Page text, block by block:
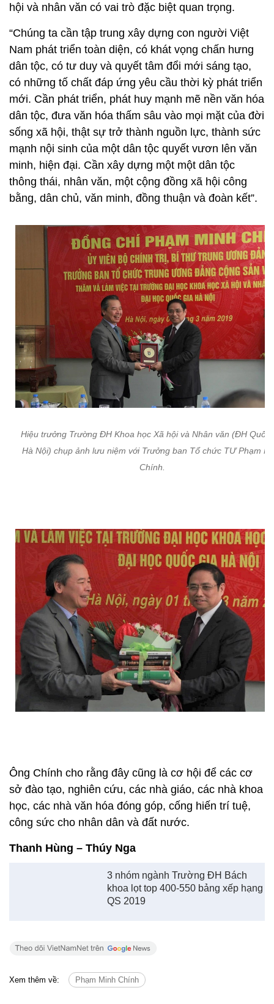
hội và nhân văn có vai trò đặc biệt quan trọng.
“Chúng ta cần tập trung xây dựng con người Việt
Nam phát triển toàn diện, có khát vọng chấn hưng
dân tộc, có tư duy và quyết tâm đổi mới sáng tạo,
có những tố chất đáp ứng yêu cầu thời kỳ phát triển
mới. Cần phát triển, phát huy mạnh mẽ nền văn hóa
dân tộc, đưa văn hóa thấm sâu vào mọi mặt của đời
sống xã hội, thật sự trở thành nguồn lực, thành sức
mạnh nội sinh của một dân tộc quyết vươn lên văn
minh, hiện đại. Cần xây dựng một một dân tộc
thông thái, nhân văn, một cộng đồng xã hội công
bằng, dân chủ, văn minh, đồng thuận và đoàn kết”.
Hiệu trưởng Trường ĐH Khoa học Xã hội và Nhân văn (ĐH Quốc
Hà Nội) chụp ảnh lưu niệm với Trưởng ban Tổ chức TƯ Phạm
Chính.
Ông Chính cho rằng đây cũng là cơ hội để các cơ
sở đào tạo, nghiên cứu, các nhà giáo, các nhà khoa
học, các nhà văn hóa đóng góp, cống hiến trí tuệ,
công sức cho nhân dân và đất nước.
Thanh Hùng – Thúy Nga
3 nhóm ngành Trường ĐH Bách
khoa lọt top 400-550 bảng xếp hạng
QS 2019
Xem thêm về: Phạm Minh Chính